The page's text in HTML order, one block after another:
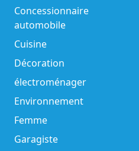
Concessionnaire
automobile
Cuisine
Décoration
électroménager
Environnement
Femme
Garagiste